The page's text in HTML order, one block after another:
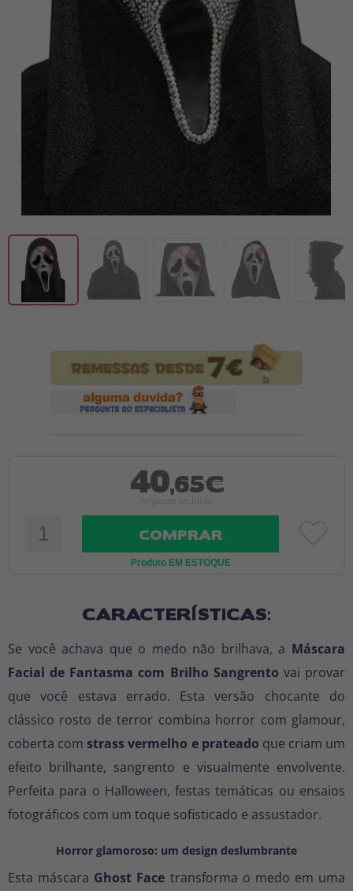
40,65€
COMPRAR
Produto EM ESTOQUE
CARACTERÍSTICAS:
Se você achava que o medo não brilhava, a Máscara
Facial de Fantasma com Brilho Sangrento vai provar
que você estava errado. Esta versão chocante do
clássico rosto de terror combina horror com glamour,
coberta com strass vermelho e prateado que criam um
efeito brilhante, sangrento e visualmente envolvente.
Perfeita para o Halloween, festas temáticas ou ensaios
fotográficos com um toque sofisticado e assustador.
Horror glamoroso: um design deslumbrante
Esta máscara Ghost Face transforma o medo em uma